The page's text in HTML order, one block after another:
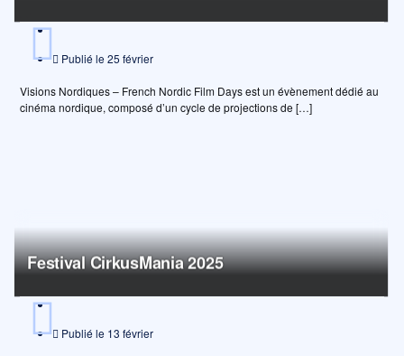
Publié le 25 février
Visions Nordiques – French Nordic Film Days est un évènement dédié au
cinéma nordique, composé d’un cycle de projections de […]
Festival CirkusMania 2025
Publié le 13 février